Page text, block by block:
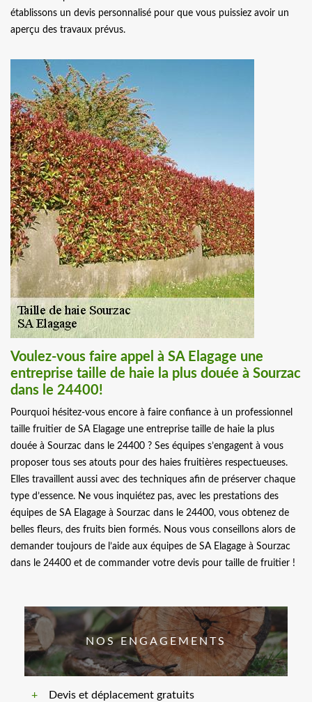
établissons un devis personnalisé pour que vous puissiez avoir un
aperçu des travaux prévus.
Voulez-vous faire appel à SA Elagage une
entreprise taille de haie la plus douée à Sourzac
dans le 24400!
Pourquoi hésitez-vous encore à faire confiance à un professionnel
taille fruitier de SA Elagage une entreprise taille de haie la plus
douée à Sourzac dans le 24400 ? Ses équipes s’engagent à vous
proposer tous ses atouts pour des haies fruitières respectueuses.
Elles travaillent aussi avec des techniques afin de préserver chaque
type d’essence. Ne vous inquiétez pas, avec les prestations des
équipes de SA Elagage à Sourzac dans le 24400, vous obtenez de
belles fleurs, des fruits bien formés. Nous vous conseillons alors de
demander toujours de l’aide aux équipes de SA Elagage à Sourzac
dans le 24400 et de commander votre devis pour taille de fruitier !
NOS ENGAGEMENTS
Devis et déplacement gratuits